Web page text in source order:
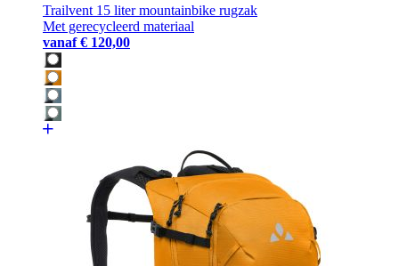
Trailvent 15 liter mountainbike rugzak
Met gerecycleerd materiaal
vanaf € 120,00